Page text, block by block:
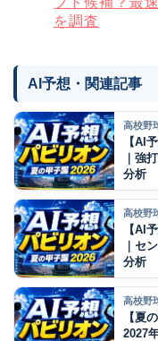
を調査
AI予想・関連記事
高校野
【AI
｜強
分析
高校野
【AI
｜セ
分析
高校野
【夏
2027